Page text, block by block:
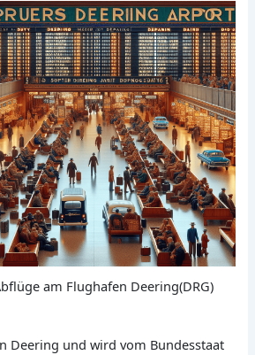
am Flughafen Deering(DRG)
Deering und wird vom Bundesstaat